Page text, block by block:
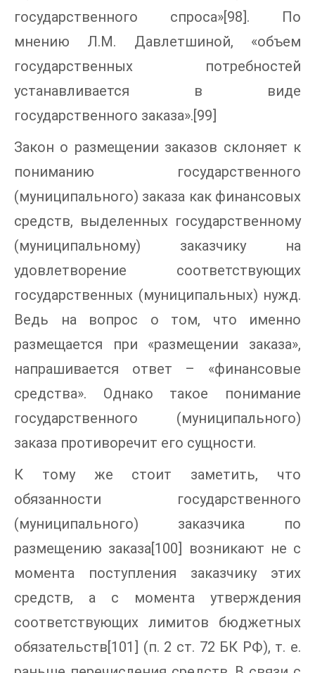
государственного спроса»[98]. По
мнению Л.М. Давлетшиной, «объем
государственных потребностей
устанавливается в виде
государственного заказа».[99]
Закон о размещении заказов склоняет к
пониманию государственного
(муниципального) заказа как финансовых
средств, выделенных государственному
(муниципальному) заказчику на
удовлетворение соответствующих
государственных (муниципальных) нужд.
Ведь на вопрос о том, что именно
размещается при «размещении заказа»,
напрашивается ответ – «финансовые
средства». Однако такое понимание
государственного (муниципального)
заказа противоречит его сущности.
К тому же стоит заметить, что
обязанности государственного
(муниципального) заказчика по
размещению заказа[100] возникают не с
момента поступления заказчику этих
средств, а с момента утверждения
соответствующих лимитов бюджетных
обязательств[101] (п. 2 ст. 72 БК РФ), т. е.